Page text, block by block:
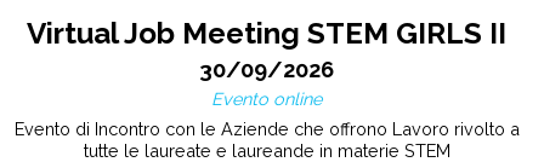
Virtual Job Meeting STEM GIRLS II
30/09/2026
Evento online
Evento di Incontro con le Aziende che offrono Lavoro rivolto a
tutte le laureate e laureande in materie STEM